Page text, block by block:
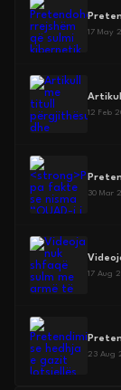
17 May
12 Feb
30 Mar
17 Aug
23 Aug